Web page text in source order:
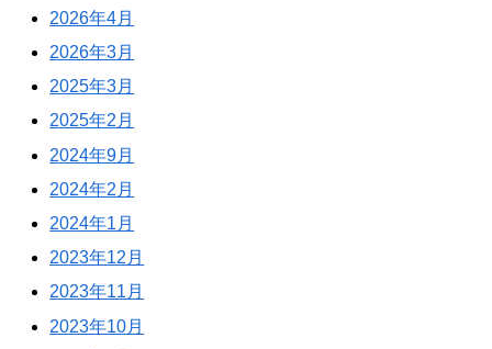
2026年4月
2026年3月
2025年3月
2025年2月
2024年9月
2024年2月
2024年1月
2023年12月
2023年11月
2023年10月